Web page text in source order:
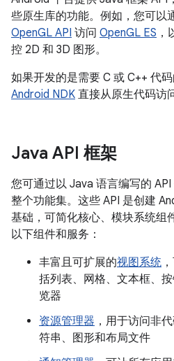
些原生库的功能。例如，您可以
OpenGL API 访问 OpenGL ES
控 2D 和 3D 图形。
如果开发的是需要 C 或 C++ 代
Android NDK 直接从原生代码访
Java API 框架
您可通过以 Java 语言编写的
整个功能集。这些 API 是创建
基础，可简化核心、模块系统组
以下组件和服务：
丰富且可扩展的视图系统
括列表、网格、文本框、
览器
资源管理器 ，用于访问非
符串、图形和布局文件